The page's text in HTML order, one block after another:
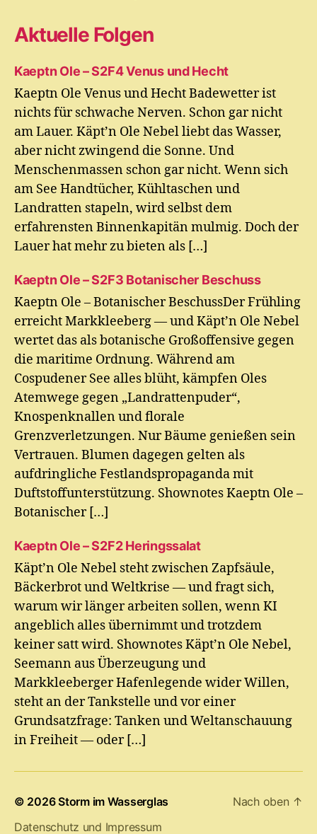
Aktuelle Folgen
Kaeptn Ole – S2F4 Venus und Hecht
Kaeptn Ole Venus und Hecht Badewetter ist
nichts für schwache Nerven. Schon gar nicht
am Lauer. Käpt’n Ole Nebel liebt das Wasser,
aber nicht zwingend die Sonne. Und
Menschenmassen schon gar nicht. Wenn sich
am See Handtücher, Kühltaschen und
Landratten stapeln, wird selbst dem
erfahrensten Binnenkapitän mulmig. Doch der
Lauer hat mehr zu bieten als […]
Kaeptn Ole – S2F3 Botanischer Beschuss
Kaeptn Ole – Botanischer BeschussDer Frühling
erreicht Markkleeberg — und Käpt’n Ole Nebel
wertet das als botanische Großoffensive gegen
die maritime Ordnung. Während am
Cospudener See alles blüht, kämpfen Oles
Atemwege gegen „Landrattenpuder“,
Knospenknallen und florale
Grenzverletzungen. Nur Bäume genießen sein
Vertrauen. Blumen dagegen gelten als
aufdringliche Festlandspropaganda mit
Duftstoffunterstützung. Shownotes Kaeptn Ole –
Botanischer […]
Kaeptn Ole – S2F2 Heringssalat
Käpt’n Ole Nebel steht zwischen Zapfsäule,
Bäckerbrot und Weltkrise — und fragt sich,
warum wir länger arbeiten sollen, wenn KI
angeblich alles übernimmt und trotzdem
keiner satt wird. Shownotes Käpt’n Ole Nebel,
Seemann aus Überzeugung und
Markkleeberger Hafenlegende wider Willen,
steht an der Tankstelle und vor einer
Grundsatzfrage: Tanken und Weltanschauung
in Freiheit — oder […]
© 2026Storm im Wasserglas
Datenschutz und Impressum
Nach oben ↑